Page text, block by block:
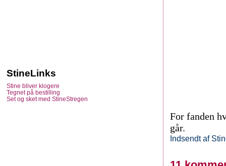
For fanden
går.
Indsendt af
StineLinks
Stine bliver klogere
Tegnet på bestilling
Set og sket med StineStregen